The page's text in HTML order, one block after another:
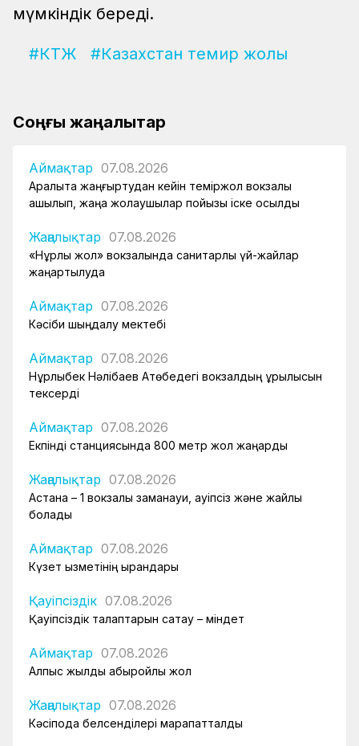
мүмкіндік береді.
#КТЖ #Казахстан темир жолы
Соңғы жаңалықтар
Аймақтар 07.08.2026
Арқалықта жаңғыртудан кейін теміржол вокзалы
ашылып, жаңа жолаушылар пойызы іске қосылды
Жаңалықтар 07.08.2026
«Нұрлы жол» вокзалында санитарлық үй-жайлар
жаңартылуда
Аймақтар 07.08.2026
Кәсіби шыңдалу мектебі
Аймақтар 07.08.2026
Нұрлыбек Нәлібаев Ақтөбедегі вокзалдың құрылысын
тексерді
Аймақтар 07.08.2026
Екпінді станциясында 800 метр жол жаңарды
Жаңалықтар 07.08.2026
Астана – 1 вокзалы заманауи, қауіпсіз және жайлы
болады
Аймақтар 07.08.2026
Күзет қызметінің қырандары
Қауіпсіздік 07.08.2026
Қауіпсіздік талаптарын сақтау – міндет
Аймақтар 07.08.2026
Алпыс жылдық абыройлы жол
Жаңалықтар 07.08.2026
Кәсіподақ белсенділері марапатталды